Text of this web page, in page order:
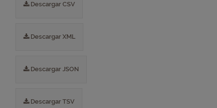
Descargar CSV
Descargar XML
Descargar JSON
Descargar TSV